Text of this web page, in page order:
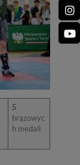
5
brązowyc
h medali